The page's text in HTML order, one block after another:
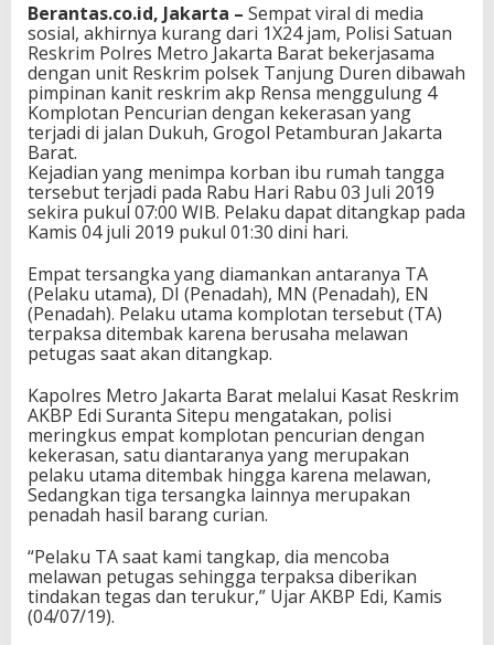
Berantas.co.id, Jakarta – Sempat viral di media
sosial, akhirnya kurang dari 1X24 jam, Polisi Satuan
Reskrim Polres Metro Jakarta Barat bekerjasama
dengan unit Reskrim polsek Tanjung Duren dibawah
pimpinan kanit reskrim akp Rensa menggulung 4
Komplotan Pencurian dengan kekerasan yang
terjadi di jalan Dukuh, Grogol Petamburan Jakarta
Barat.
Kejadian yang menimpa korban ibu rumah tangga
tersebut terjadi pada Rabu Hari Rabu 03 Juli 2019
sekira pukul 07:00 WIB. Pelaku dapat ditangkap pada
Kamis 04 juli 2019 pukul 01:30 dini hari.
Empat tersangka yang diamankan antaranya TA
(Pelaku utama), DI (Penadah), MN (Penadah), EN
(Penadah). Pelaku utama komplotan tersebut (TA)
terpaksa ditembak karena berusaha melawan
petugas saat akan ditangkap.
Kapolres Metro Jakarta Barat melalui Kasat Reskrim
AKBP Edi Suranta Sitepu mengatakan, polisi
meringkus empat komplotan pencurian dengan
kekerasan, satu diantaranya yang merupakan
pelaku utama ditembak hingga karena melawan,
Sedangkan tiga tersangka lainnya merupakan
penadah hasil barang curian.
“Pelaku TA saat kami tangkap, dia mencoba
melawan petugas sehingga terpaksa diberikan
tindakan tegas dan terukur,” Ujar AKBP Edi, Kamis
(04/07/19).